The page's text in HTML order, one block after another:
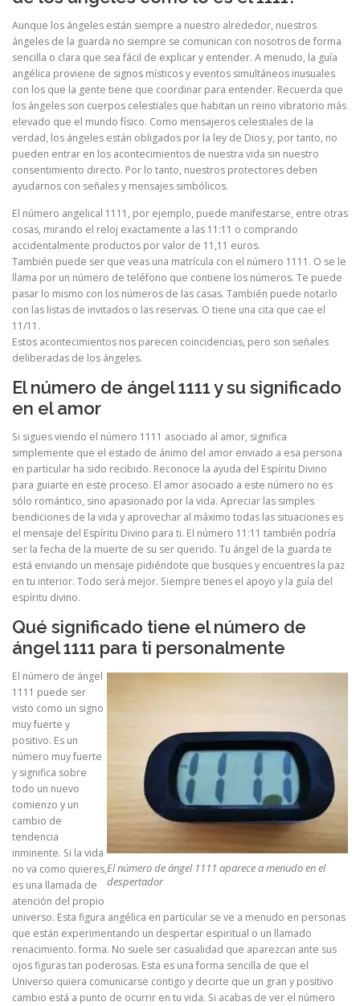
Aunque los ángeles están siempre a nuestro alrededor, nuestros
ángeles de la guarda no siempre se comunican con nosotros de forma
sencilla o clara que sea fácil de explicar y entender. A menudo, la guía
angélica proviene de signos místicos y eventos simultáneos inusuales
con los que la gente tiene que coordinar para entender. Recuerda que
los ángeles son cuerpos celestiales que habitan un reino vibratorio más
elevado que el mundo físico. Como mensajeros celestiales de la
verdad, los ángeles están obligados por la ley de Dios y, por tanto, no
pueden entrar en los acontecimientos de nuestra vida sin nuestro
consentimiento directo. Por lo tanto, nuestros protectores deben
ayudarnos con señales y mensajes simbólicos.
El número angelical 1111, por ejemplo, puede manifestarse, entre otras
cosas, mirando el reloj exactamente a las 11:11 o comprando
accidentalmente productos por valor de 11,11 euros.
También puede ser que veas una matrícula con el número 1111. O se le
llama por un número de teléfono que contiene los números. Te puede
pasar lo mismo con los números de las casas. También puede notarlo
con las listas de invitados o las reservas. O tiene una cita que cae el
11/11.
Estos acontecimientos nos parecen coincidencias, pero son señales
deliberadas de los ángeles.
El número de ángel 1111 y su significado
en el amor
Si sigues viendo el número 1111 asociado al amor, significa
simplemente que el estado de ánimo del amor enviado a esa persona
en particular ha sido recibido. Reconoce la ayuda del Espíritu Divino
para guiarte en este proceso. El amor asociado a este número no es
sólo romántico, sino apasionado por la vida. Apreciar las simples
bendiciones de la vida y aprovechar al máximo todas las situaciones es
el mensaje del Espíritu Divino para ti. El número 11:11 también podría
ser la fecha de la muerte de su ser querido. Tu ángel de la guarda te
está enviando un mensaje pidiéndote que busques y encuentres la paz
en tu interior. Todo será mejor. Siempre tienes el apoyo y la guía del
espíritu divino.
Qué significado tiene el número de
ángel 1111 para ti personalmente
El número de ángel 1111 aparece a menudo en el
despertador
El número de ángel
1111 puede ser
visto como un signo
muy fuerte y
positivo. Es un
número muy fuerte
y significa sobre
todo un nuevo
comienzo y un
cambio de
tendencia
inminente. Si la vida
no va como quieres,
es una llamada de
atención del propio
universo. Esta figura angélica en particular se ve a menudo en personas
que están experimentando un despertar espiritual o un llamado
renacimiento. forma. No suele ser casualidad que aparezcan ante sus
ojos figuras tan poderosas. Esta es una forma sencilla de que el
Universo quiera comunicarse contigo y decirte que un gran y positivo
cambio está a punto de ocurrir en tu vida. Si acabas de ver el número